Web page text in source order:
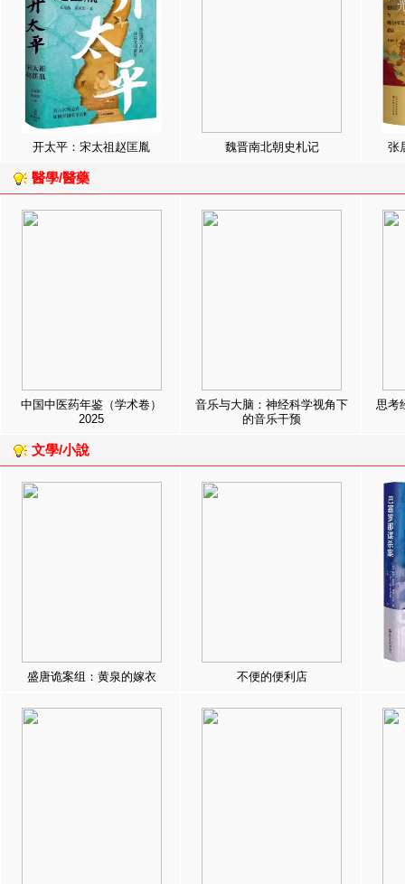
开太平：宋太祖赵匡胤 魏晋南北朝史札记 张
醫學/醫藥
中国中医药年鉴（学术卷）
2025
音乐与大脑：神经科学视角下
的音乐干预
思考
文學/小說
盛唐诡案组：黄泉的嫁衣 不便的便利店